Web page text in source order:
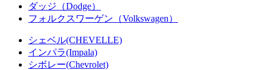
ダッジ（Dodge）
フォルクスワーゲン（Volkswagen）
シェベル(CHEVELLE)
インパラ(Impala)
シボレー(Chevrolet)